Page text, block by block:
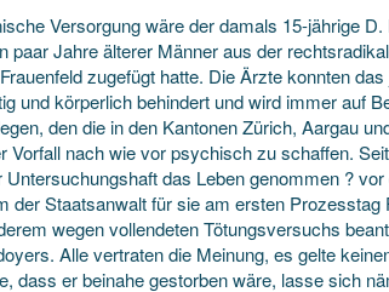
Versorgung wäre der damals 15-jährige
paarJahre älterer Männer aus der
zugefügt hatte. Die Ärzte konnten
und körperlich behindert und wird immer auf
den die in den Kantonen Zürich, Aargau
Vorfall nach wie vor psychisch zu schaffen.
das Leben genommen ?
der Staatsanwalt für sie am ersten
wegen vollendeten Tötungsversuchs
Alle vertraten die Meinung, es gelte
dass er beinahe gestorben wäre, lasse sich